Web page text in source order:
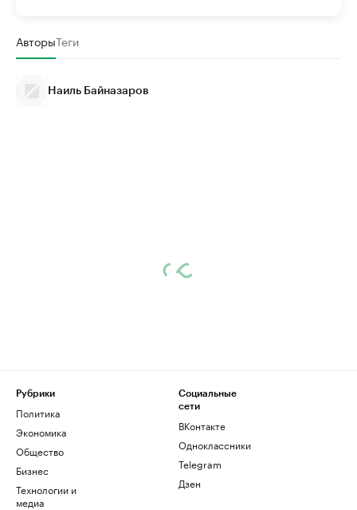
АвторыТеги
Наиль Байназаров
Рубрики
Политика
Экономика
Общество
Бизнес
Технологии и
медиа
Социальные
сети
ВКонтакте
Одноклассники
Telegram
Дзен